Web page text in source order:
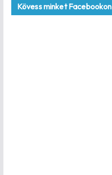
Kövess minket Facebookon